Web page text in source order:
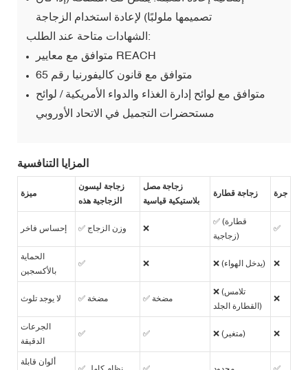
تصميمها ملولبًا) لإعادة استخدام الزجاجة
الشهادات متاحة عند الطلب:
متوافق مع معايير REACH
متوافق مع قانون كاليفورنيا رقم 65
متوافق مع لوائح إدارة الغذاء والدواء الأمريكية / لوائح
مستحضرات التجميل في الاتحاد الأوروبي
المزايا التنافسية
ميزة
زجاجة ليسون
الزجاجية هذه
زجاجة مصل
بلاستيكية قياسية
زجاجة قطارة جرة
إحساس فاخر ✅ وزن الزجاج ❌
✅ (قطارة
زجاجية)
✅
الحماية
بالأكسجين
✅ ❌ ❌ (يدخل الهواء) ❌
لا يوجد تلوث ✅ مضخة ✅ مضخة
❌ (تلامس
القطارة الجلد)
❌
الجرعات
الدقيقة
✅ ✅ ❌ (متغير) ❌
ألوان قابلة